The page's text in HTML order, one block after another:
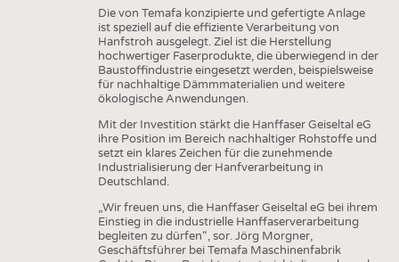
PUBLIKATIONEN
Die von Temafa konzipierte und gefertigte Anlage
ist speziell auf die effiziente Verarbeitung von
Hanfstroh ausgelegt. Ziel ist die Herstellung
hochwertiger Faserprodukte, die überwiegend in der
Baustoffindustrie eingesetzt werden, beispielsweise
für nachhaltige Dämmmaterialien und weitere
ökologische Anwendungen.
Mit der Investition stärkt die Hanffaser Geiseltal eG
ihre Position im Bereich nachhaltiger Rohstoffe und
setzt ein klares Zeichen für die zunehmende
Industrialisierung der Hanfverarbeitung in
Deutschland.
„Wir freuen uns, die Hanffaser Geiseltal eG bei ihrem
Einstieg in die industrielle Hanffaserverarbeitung
begleiten zu dürfen“, sor. Jörg Morgner,
Geschäftsführer bei Temafa Maschinenfabrik